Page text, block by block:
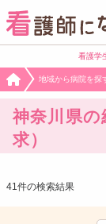
看護学
地域から病院を探
神奈川県の
求）
41件の検索結果